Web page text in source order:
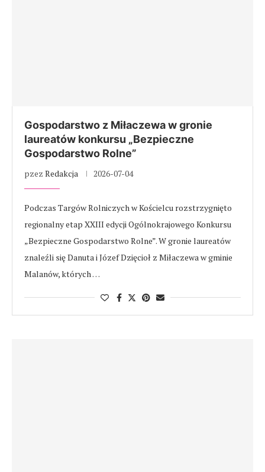
Gospodarstwo z Miłaczewa w gronie
laureatów konkursu „Bezpieczne
Gospodarstwo Rolne”
pzez Redakcja 2026-07-04
Podczas Targów Rolniczych w Kościelcu rozstrzygnięto
regionalny etap XXIII edycji Ogólnokrajowego Konkursu
„Bezpieczne Gospodarstwo Rolne”. W gronie laureatów
znaleźli się Danuta i Józef Dzięcioł z Miłaczewa w gminie
Malanów, których …